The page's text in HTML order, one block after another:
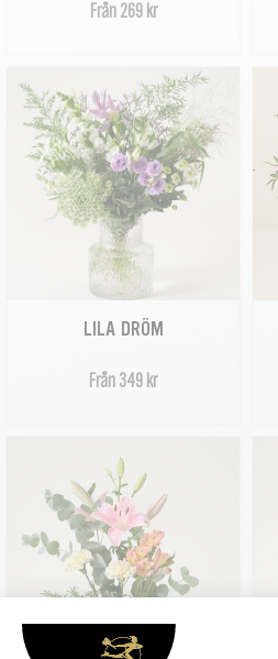
Från 269 kr
LILA DRÖM
Från 349 kr